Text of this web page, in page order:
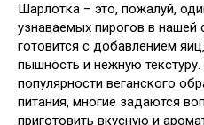
Шарлотка – это‚ пожалуй‚
узнаваемых пирогов в нашей
готовится с добавлением
пышность и нежную
популярности веганского
питания‚ многие задаются
приготовить вкусную и